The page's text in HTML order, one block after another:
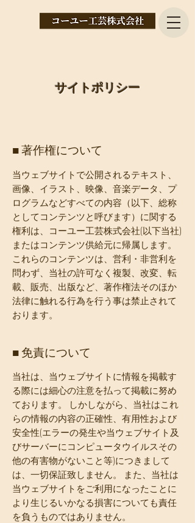
サイトポリシー
​■ 著作権について
当ウェブサイトで公開されるテキスト、
画像、イラスト、映像、音楽データ、プ
ログラムなどすべての内容（以下、総称
としてコンテンツと呼びます）に関する
権利は、コーユー工芸株式会社(以下当社)
またはコンテンツ供給元に帰属します。
これらのコンテンツは、営利・非営利を
問わず、当社の許可なく複製、改変、転
載、販売、出版など、著作権法そのほか
法律に触れる行為を行う事は禁止されて
おります。
​■ 免責について
当社は、当ウェブサイトに情報を掲載す
る際には細心の注意を払って掲載に努め
ております。 しかしながら、当社はこれ
らの情報の内容の正確性、有用性および
安全性(エラーの発生や当ウェブサイト及
びサーバーにコンピュータウイルスその
他の有害物がないこと等)につきまして
は、一切保証致しません。 また、当社は
当ウェブサイトをご利用になったことに
より生じるいかなる損害についても責任
を負うものではありません。